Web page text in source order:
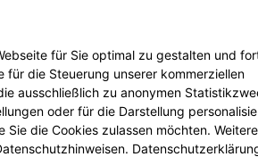
Erkenntnissen der Aufsicht
Die Nexus LLC war bzw.
vor denen die BaFin bereits
anbietet, benötigt
für Sie optimal zu gestalten und
für die Steuerung unserer kommerziellen
ausschließlich zu anonymen
oder für die Darstellung
die Cookies zulassen möchten. Weitere